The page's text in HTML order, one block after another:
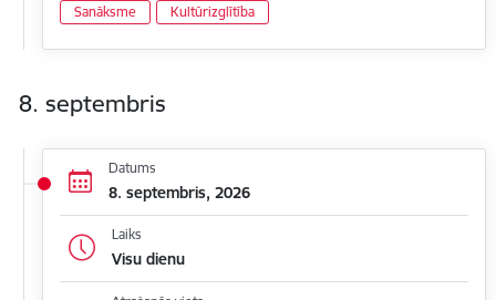
Sanāksme Kultūrizglītība
8. septembris
Datums
8. septembris, 2026
Laiks
Visu dienu